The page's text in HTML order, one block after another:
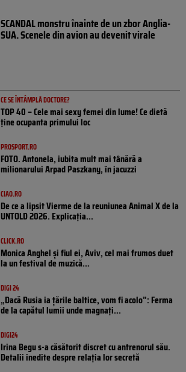
SCANDAL monstru înainte de un zbor Anglia-
SUA. Scenele din avion au devenit virale
CE SE ÎNTÂMPLĂ DOCTORE?
TOP 40 – Cele mai sexy femei din lume! Ce dietă
ține ocupanta primului loc
PROSPORT.RO
FOTO. Antonela, iubita mult mai tânără a
milionarului Arpad Paszkany, în jacuzzi
CIAO.RO
De ce a lipsit Vierme de la reuniunea Animal X de la
UNTOLD 2026. Explicația...
CLICK.RO
Monica Anghel și fiul ei, Aviv, cel mai frumos duet
la un festival de muzică...
DIGI 24
„Dacă Rusia ia țările baltice, vom fi acolo”: Ferma
de la capătul lumii unde magnați...
DIGI24
Irina Begu s-a căsătorit discret cu antrenorul său.
Detalii inedite despre relația lor secretă